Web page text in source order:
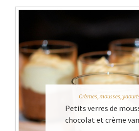
Crèmes, mousses,
Petits verres de
chocolat et crème